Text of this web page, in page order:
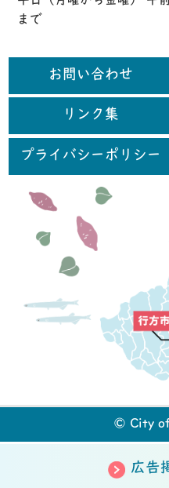
まで
お問い合わせ
リンク集
プライバシーポリシー
© City of
広告